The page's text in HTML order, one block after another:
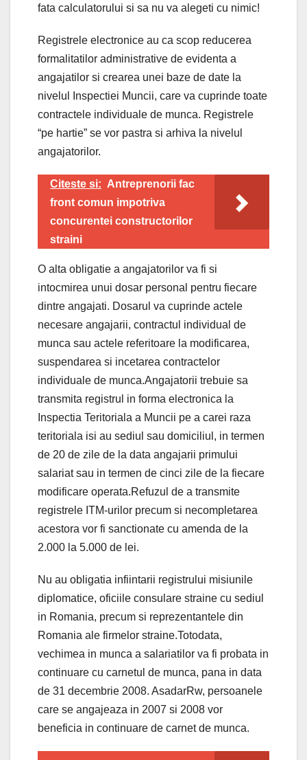
fata calculatorului si sa nu va alegeti cu nimic!
Registrele electronice au ca scop reducerea
formalitatilor administrative de evidenta a
angajatilor si crearea unei baze de date la
nivelul Inspectiei Muncii, care va cuprinde toate
contractele individuale de munca. Registrele
“pe hartie” se vor pastra si arhiva la nivelul
angajatorilor.
Citeste si: Antreprenorii fac
front comun impotriva
concurentei constructorilor
straini
O alta obligatie a angajatorilor va fi si
intocmirea unui dosar personal pentru fiecare
dintre angajati. Dosarul va cuprinde actele
necesare angajarii, contractul individual de
munca sau actele referitoare la modificarea,
suspendarea si incetarea contractelor
individuale de munca.Angajatorii trebuie sa
transmita registrul in forma electronica la
Inspectia Teritoriala a Muncii pe a carei raza
teritoriala isi au sediul sau domiciliul, in termen
de 20 de zile de la data angajarii primului
salariat sau in termen de cinci zile de la fiecare
modificare operata.Refuzul de a transmite
registrele ITM-urilor precum si necompletarea
acestora vor fi sanctionate cu amenda de la
2.000 la 5.000 de lei.
Nu au obligatia infiintarii registrului misiunile
diplomatice, oficiile consulare straine cu sediul
in Romania, precum si reprezentantele din
Romania ale firmelor straine.Totodata,
vechimea in munca a salariatilor va fi probata in
continuare cu carnetul de munca, pana in data
de 31 decembrie 2008. AsadarRw, persoanele
care se angajeaza in 2007 si 2008 vor
beneficia in continuare de carnet de munca.